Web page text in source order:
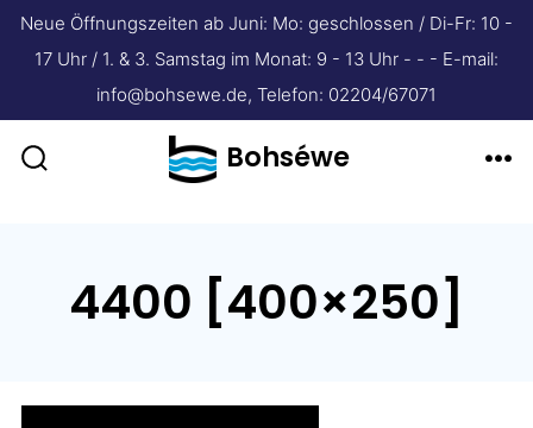
Neue Öffnungszeiten ab Juni: Mo: geschlossen / Di-Fr: 10 -
17 Uhr / 1. & 3. Samstag im Monat: 9 - 13 Uhr - - - E-mail:
info@bohsewe.de, Telefon: 02204/67071
Inhalt
Bohséwe
4400 [400×250]